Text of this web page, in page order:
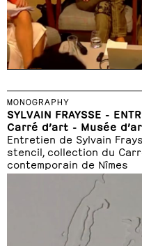
MONOGRAPHY
SYLVAIN FRAYSSE -
Carré d’art - Musée
Entretien de Sylvain
stencil, collection du
contemporain de Nîmes